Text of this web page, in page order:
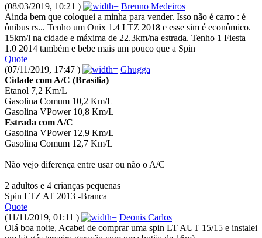
(08/03/2019, 10:21 )
Brenno Medeiros
Ainda bem que coloquei a minha para vender. Isso não é carro : é
ônibus rs... Tenho um Onix 1.4 LTZ 2018 e esse sim é econômico.
15km/l na cidade e máxima de 22.3km/na estrada. Tenho 1 Fiesta
1.0 2014 também e bebe mais um pouco que a Spin
Quote
(07/11/2019, 17:47 )
Ghugga
Cidade com A/C (Brasília)
Etanol 7,2 Km/L
Gasolina Comum 10,2 Km/L
Gasolina VPower 10,8 Km/L
Estrada com A/C
Gasolina VPower 12,9 Km/L
Gasolina Comum 12,7 Km/L
Não vejo diferença entre usar ou não o A/C
2 adultos e 4 crianças pequenas
Spin LTZ AT 2013 -Branca
Quote
(11/11/2019, 01:11 )
Deonis Carlos
Olá boa noite, Acabei de comprar uma spin LT AUT 15/15 e instalei